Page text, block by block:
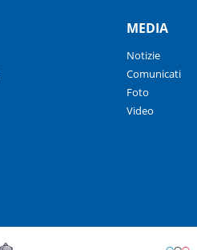
MEDIA
Notizie
Comunicati
Foto
Video